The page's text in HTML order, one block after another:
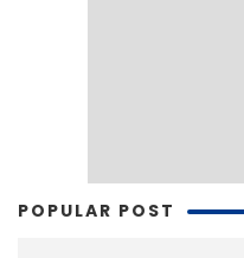
POPULAR POST